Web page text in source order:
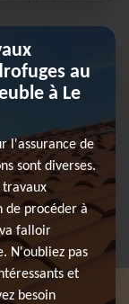
au
à Le
l'assurance de
sont diverses.
travaux
de procéder à
falloir
N'oubliez pas
et
besoin